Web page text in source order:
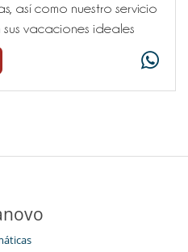
así como nuestro servicio
vacaciones ideales